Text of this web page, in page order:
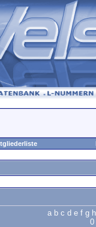
a b c d e f g h
0